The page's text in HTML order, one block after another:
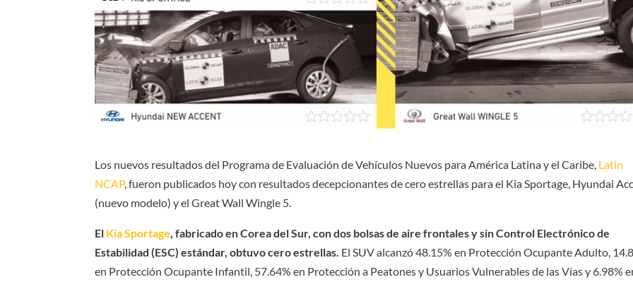
Los nuevos resultados del Programa de Evaluación de Vehículos Nuevos para América Latina y el Caribe, Latin
NCAP, fueron publicados hoy con resultados decepcionantes de cero estrellas para el Kia Sportage, Hyundai
(nuevo modelo) y el Great Wall Wingle 5.
El Kia Sportage, fabricado en Corea del Sur, con dos bolsas de aire frontales y sin Control Electrónico de
Estabilidad (ESC) estándar, obtuvo cero estrellas. El SUV alcanzó 48.15% en Protección Ocupante Adulto,
en Protección Ocupante Infantil, 57.64% en Protección a Peatones y Usuarios Vulnerables de las Vías y 6.98%